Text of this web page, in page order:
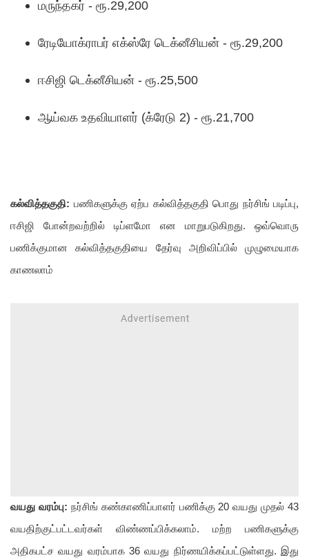
மருந்தகர் - ரூ.29,200
ரேடியோக்ராபர் எக்ஸ்ரே டெக்னீசியன் - ரூ.29,200
ஈசிஜி டெக்னீசியன் - ரூ.25,500
ஆய்வக உதவியாளர் (க்ரேடு 2) - ரூ.21,700
கல்வித்தகுதி: பணிகளுக்கு ஏற்ப கல்வித்தகுதி பொது நர்சிங் படிப்பு,
ஈசிஜி போன்றவற்றில் டிப்ளமோ என மாறுபடுகிறது. ஒவ்வொரு
பணிக்குமான கல்வித்தகுதியை தேர்வு அறிவிப்பில் முழுமையாக
காணலாம்
வயது வரம்பு: நர்சிங் கண்காணிப்பாளர் பணிக்கு 20 வயது முதல் 43
வயதிற்குட்பட்டவர்கள் விண்ணப்பிக்கலாம். மற்ற பணிகளுக்கு
அதிகபட்ச வயது வரம்பாக 36 வயது நிர்ணயிக்கப்பட்டுள்ளது. இது